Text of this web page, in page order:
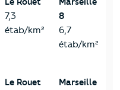
7,3
étab/km²
8
6,7
étab/km²
Le Rouet
Marseille